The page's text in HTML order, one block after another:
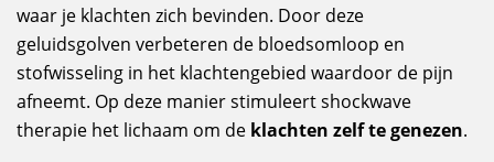
waar je klachten zich bevinden. Door deze
geluidsgolven verbeteren de bloedsomloop en
stofwisseling in het klachtengebied waardoor de pijn
afneemt. Op deze manier stimuleert shockwave
therapie het lichaam om de klachten zelf te genezen.